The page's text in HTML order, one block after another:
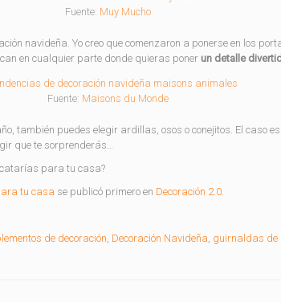
Fuente: Muy Mucho
navideña. Yo creo que comenzaron a ponerse en los
en cualquier parte donde quieras poner un detalle
Fuente: Maisons du Monde
también puedes elegir ardillas, osos o conejitos. El caso es
que te sorprenderás…
para tu casa?
tu casa se publicó primero en Decoración 2.0
de decoración Decoración Navideña guirnaldas de